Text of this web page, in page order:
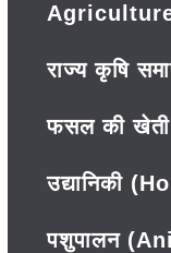
राज्य कृषि
फसल की
उद्यानिकी
पशुपालन